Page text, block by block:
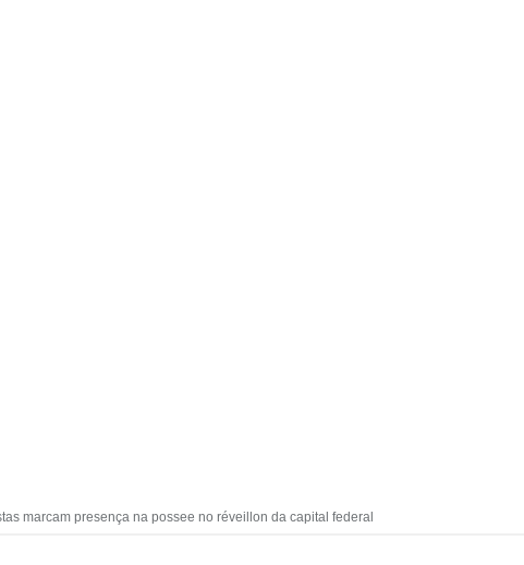
marcam presença na possee no réveillon da capital federal